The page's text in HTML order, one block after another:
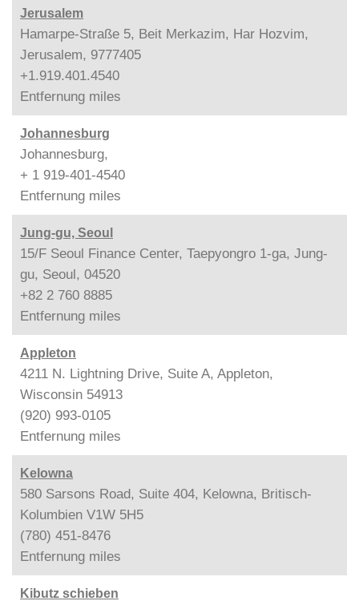
Jerusalem
Hamarpe-Straße 5, Beit Merkazim, Har Hozvim,
Jerusalem, 9777405
+1.919.401.4540
Entfernung miles
Johannesburg
Johannesburg,
+ 1 919-401-4540
Entfernung miles
Jung-gu, Seoul
15/F Seoul Finance Center, Taepyongro 1-ga, Jung-
gu, Seoul, 04520
+82 2 760 8885
Entfernung miles
Appleton
4211 N. Lightning Drive, Suite A, Appleton,
Wisconsin 54913
(920) 993-0105
Entfernung miles
Kelowna
580 Sarsons Road, Suite 404, Kelowna, Britisch-
Kolumbien V1W 5H5
(780) 451-8476
Entfernung miles
Kibutz schieben